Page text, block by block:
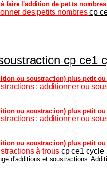
faire l'addition de petits nombres.
des petits nombres cp
cp ce1
ou soustraction) plus petit ou
: additionner ou
ou soustraction) plus petit ou
: additionner ou
ou soustraction) plus petit
à trous cp ce1 cycle
d'additions et soustractions.